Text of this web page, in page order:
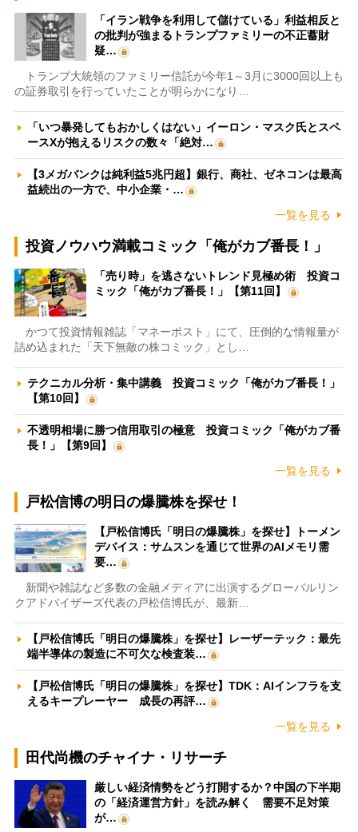
「イラン戦争を利用して儲けている」利益相反と
の批判が強まるトランプファミリーの不正蓄財
疑…
トランプ大統領のファミリー信託が今年1～3月に3000回以上も
の証券取引を行っていたことが明らかになり…
「いつ暴発してもおかしくはない」イーロン・マスク氏とスペ
ースXが抱えるリスクの数々「絶対…
【3メガバンクは純利益5兆円超】銀行、商社、ゼネコンは最高
益続出の一方で、中小企業・…
一覧を見る
投資ノウハウ満載コミック「俺がカブ番長！」
「売り時」を逃さないトレンド見極め術 投資コ
ミック「俺がカブ番長！」【第11回】
かつて投資情報雑誌「マネーポスト」にて、圧倒的な情報量が
詰め込まれた「天下無敵の株コミック」とし…
テクニカル分析・集中講義 投資コミック「俺がカブ番長！」
【第10回】
不透明相場に勝つ信用取引の極意 投資コミック「俺がカブ番
長！」【第9回】
一覧を見る
戸松信博の明日の爆騰株を探せ！
【戸松信博氏「明日の爆騰株」を探せ】トーメン
デバイス：サムスンを通じて世界のAIメモリ需
要…
新聞や雑誌など多数の金融メディアに出演するグローバルリン
クアドバイザーズ代表の戸松信博氏が、最新…
【戸松信博氏「明日の爆騰株」を探せ】レーザーテック：最先
端半導体の製造に不可欠な検査装…
【戸松信博氏「明日の爆騰株」を探せ】TDK：AIインフラを支
えるキープレーヤー 成長の再評…
一覧を見る
田代尚機のチャイナ・リサーチ
厳しい経済情勢をどう打開するか？中国の下半期
の「経済運営方針」を読み解く 需要不足対策
が…